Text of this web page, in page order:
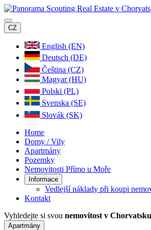
CZ
English (EN)
Deutsch (DE)
Čeština (CZ)
Magyar (HU)
Polski (PL)
Svenska (SE)
Slovák (SK)
Home
Domy / Vily
Apartmány
Pozemky
Nemovitosti Přímo u Moře
Informace
Vedlejší náklady při koupi
Kontakt
Vyhledejte si svou nemovitost v Chorvatsku
Apartmány